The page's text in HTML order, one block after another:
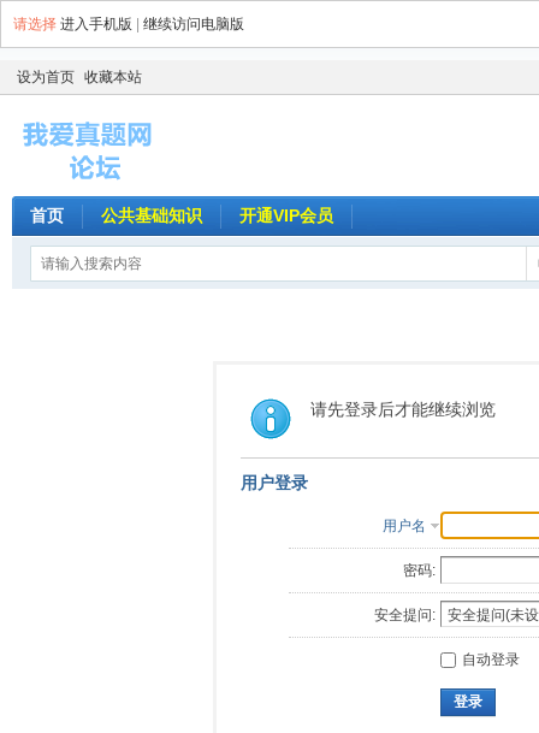
请选择 进入手机版 继续访问电脑版
设为首页 收藏本站
首页 公共基础知识 开通VIP会员
请先登录后才能继续浏览
用户登录
用户名
密码:
安全提问:
自动登录
登录